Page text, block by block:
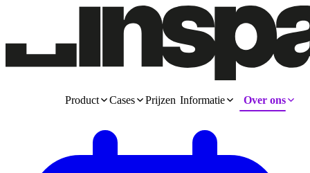
Product Cases Prijzen Informatie Over ons